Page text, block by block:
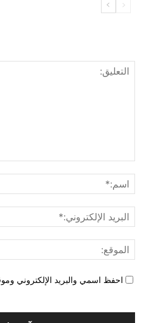
احفظ اسمي والبريد الإلكتروني